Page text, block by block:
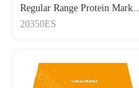
Regular Range Protein Marker
(8-180 kDa) 三色预染蛋白质
20350ES